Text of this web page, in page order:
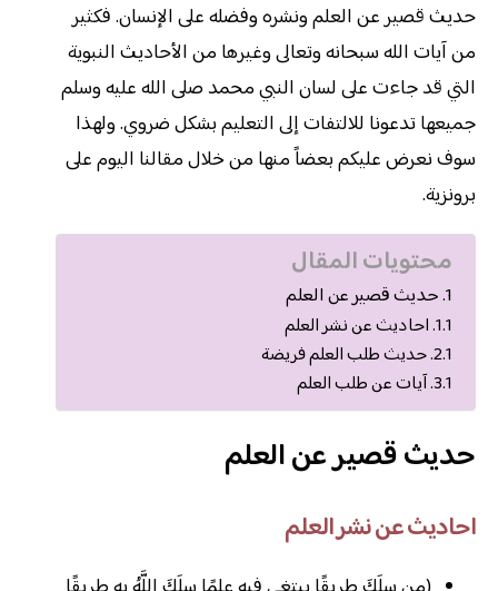
حديث قصير عن العلم ونشره وفضله على الإنسان. فكثير
من آيات الله سبحانه وتعالى وغيرها من الأحاديث النبوية
التي قد جاءت على لسان النبي محمد صلى الله عليه وسلم
جميعها تدعونا للالتفات إلى التعليم بشكل ضروي. ولهذا
سوف نعرض عليكم بعضاً منها من خلال مقالنا اليوم على
برونزية.
محتويات المقال
حديث قصير عن العلم
احاديث عن نشر العلم
حديث طلب العلم فريضة
آيات عن طلب العلم
حديث قصير عن العلم
احاديث عن نشر العلم